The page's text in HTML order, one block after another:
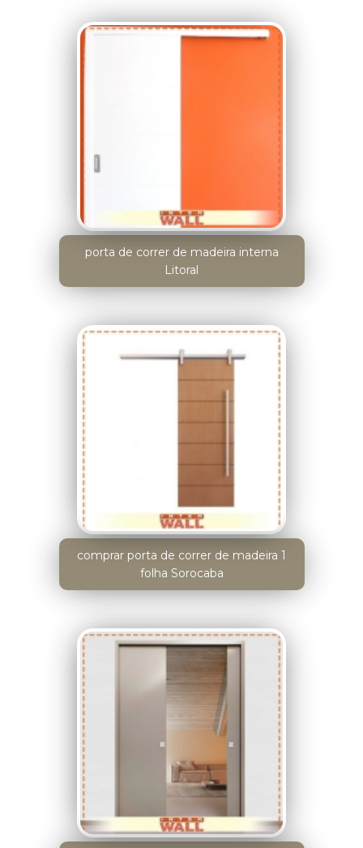
porta de correr de madeira interna
Litoral
comprar porta de correr de madeira 1
folha Sorocaba